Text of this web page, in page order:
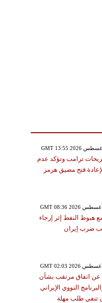
ترامب وتؤكد عدم
فتح مضيق هرمز
هبوط النفط إثر إرجاء
ضرب إيران
اتفاق مرتقب بشأن
النووي الإيراني
تنفي طلب مهلة